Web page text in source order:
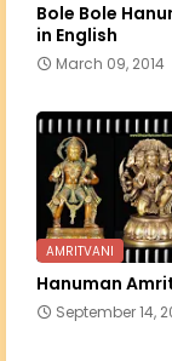
Bole Bole
in English
March 09, 2014
AMRITVANI
Hanuman
September 14,